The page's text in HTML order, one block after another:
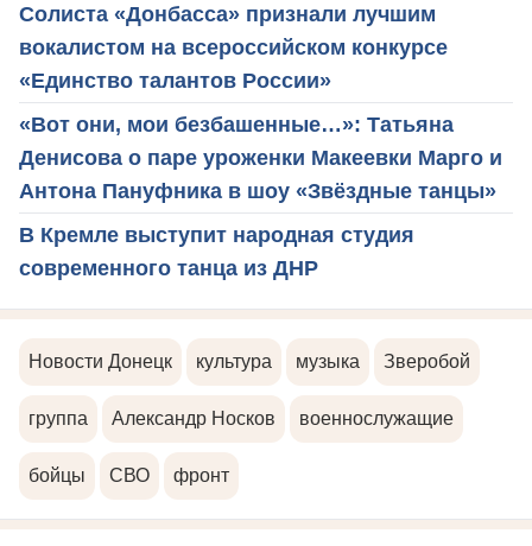
Солиста «Донбасса» признали лучшим
вокалистом на всероссийском конкурсе
«Единство талантов России»
«Вот они, мои безбашенные…»: Татьяна
Денисова о паре уроженки Макеевки Марго и
Антона Пануфника в шоу «Звёздные танцы»
В Кремле выступит народная студия
современного танца из ДНР
Новости Донецк культура музыка Зверобой
группа Александр Носков военнослужащие
бойцы СВО фронт